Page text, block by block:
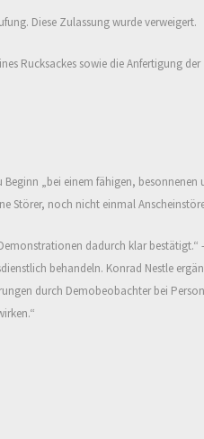
Diese Zulassung wurde verweigert.
Rucksackes sowie die Anfertigung der
Beginn „bei einem fähigen, besonnenen
Störer, noch nicht einmal
dadurch klar bestätigt.“
behandeln. Konrad Nestle
durch Demobeobachterbei
“